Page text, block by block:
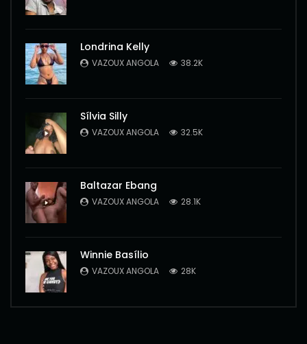
Londrina Kelly
VAZOUX ANGOLA 38.2K
Sílvia Silly
VAZOUX ANGOLA 32.5K
Baltazar Ebang
VAZOUX ANGOLA 28.1K
Winnie Basílio
VAZOUX ANGOLA 28K